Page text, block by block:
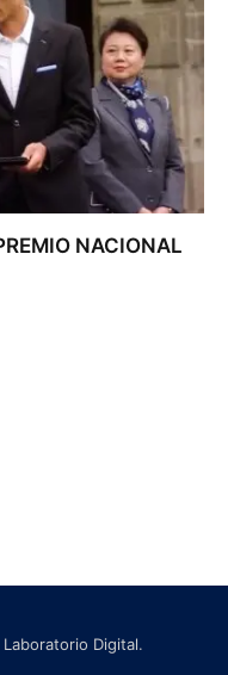
NACIONAL
Laboratorio Digital.